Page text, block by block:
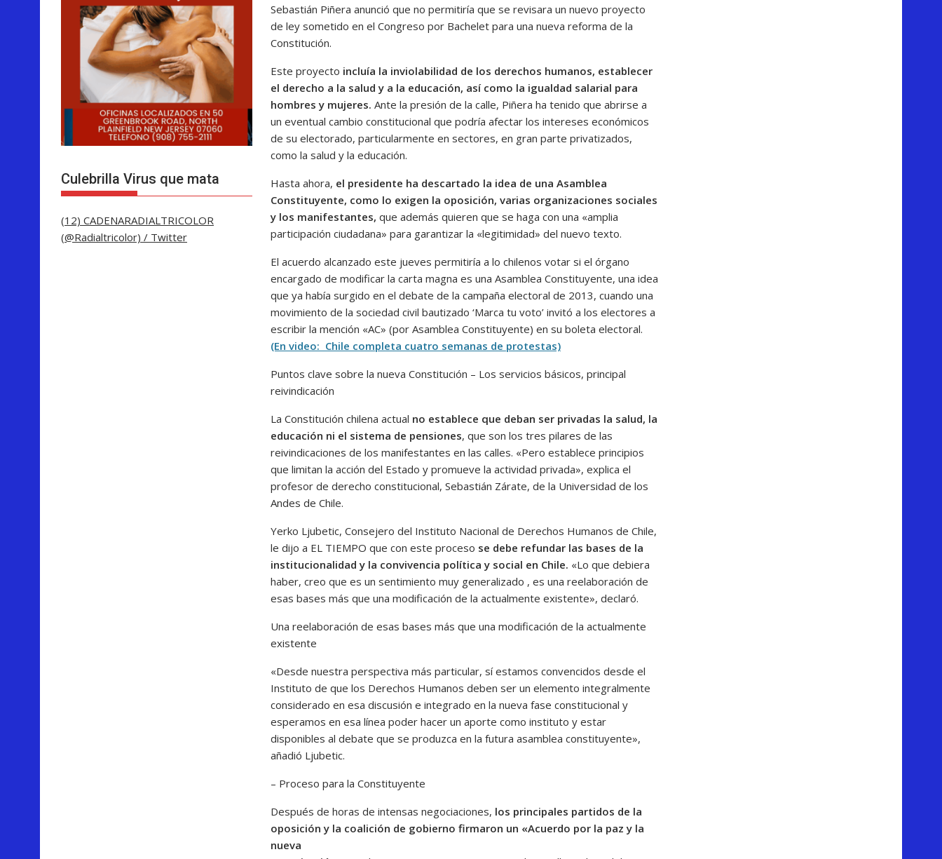
Sebastián Piñera anunció que no permitiría que se revisara un nuevo proyecto
de ley sometido en el Congreso por Bachelet para una nueva reforma de la
Constitución.
Este proyecto incluía la inviolabilidad de los derechos humanos, establecer
el derecho a la salud y a la educación, así como la igualdad salarial para
hombres y mujeres. Ante la presión de la calle, Piñera ha tenido que abrirse a
un eventual cambio constitucional que podría afectar los intereses económicos
de su electorado, particularmente en sectores, en gran parte privatizados,
como la salud y la educación.
Hasta ahora, el presidente ha descartado la idea de una Asamblea
Constituyente, como lo exigen la oposición, varias organizaciones sociales
y los manifestantes, que además quieren que se haga con una «amplia
participación ciudadana» para garantizar la «legitimidad» del nuevo texto.
El acuerdo alcanzado este jueves permitiría a lo chilenos votar si el órgano
encargado de modificar la carta magna es una Asamblea Constituyente, una idea
que ya había surgido en el debate de la campaña electoral de 2013, cuando una
movimiento de la sociedad civil bautizado ‘Marca tu voto’ invitó a los electores a
escribir la mención «AC» (por Asamblea Constituyente) en su boleta electoral.
(En video: Chile completa cuatro semanas de protestas)
Puntos clave sobre la nueva Constitución – Los servicios básicos, principal
reivindicación
La Constitución chilena actual no establece que deban ser privadas la salud, la
educación ni el sistema de pensiones, que son los tres pilares de las
reivindicaciones de los manifestantes en las calles. «Pero establece principios
que limitan la acción del Estado y promueve la actividad privada», explica el
profesor de derecho constitucional, Sebastián Zárate, de la Universidad de los
Andes de Chile.
Yerko Ljubetic, Consejero del Instituto Nacional de Derechos Humanos de Chile,
le dijo a EL TIEMPO que con este proceso se debe refundar las bases de la
institucionalidad y la convivencia política y social en Chile. «Lo que debiera
haber, creo que es un sentimiento muy generalizado , es una reelaboración de
esas bases más que una modificación de la actualmente existente», declaró.
Una reelaboración de esas bases más que una modificación de la actualmente
existente
«Desde nuestra perspectiva más particular, sí estamos convencidos desde el
Instituto de que los Derechos Humanos deben ser un elemento integralmente
considerado en esa discusión e integrado en la nueva fase constitucional y
esperamos en esa línea poder hacer un aporte como instituto y estar
disponibles al debate que se produzca en la futura asamblea constituyente»,
añadió Ljubetic.
– Proceso para la Constituyente
Después de horas de intensas negociaciones, los principales partidos de la
oposición y la coalición de gobierno firmaron un «Acuerdo por la paz y la
nueva
Culebrilla Virus que mata
(12) CADENARADIALTRICOLOR
(@Radialtricolor) / Twitter